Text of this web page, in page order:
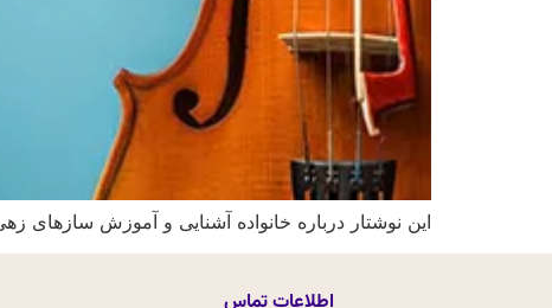
این نوشتار درباره خانواده آشنایی و آموزش سازهای